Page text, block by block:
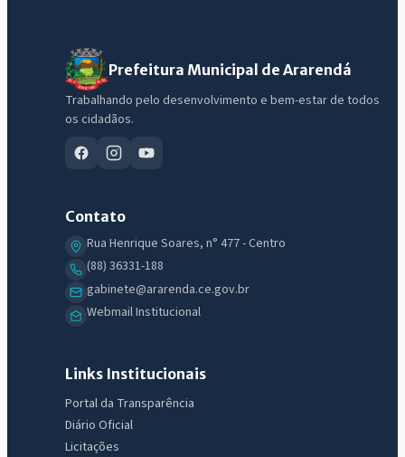
Prefeitura Municipal de Ararendá
Trabalhando pelo desenvolvimento e bem-estar de todos
os cidadãos.
Contato
Rua Henrique Soares, n° 477 - Centro
(88) 36331-188
gabinete@ararenda.ce.gov.br
Webmail Institucional
Links Institucionais
Portal da Transparência
Diário Oficial
Licitações